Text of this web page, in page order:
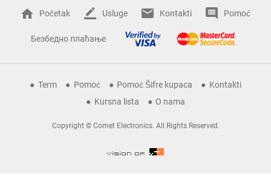
Početak Usluge Kontakti Pomoć
Безбедно плаћање
Term Pomoć Pomoć Šifre kupaca
Kontakti
Kursna lista
O nama
Copyright © Comet Electronics. All Rights Reserved.